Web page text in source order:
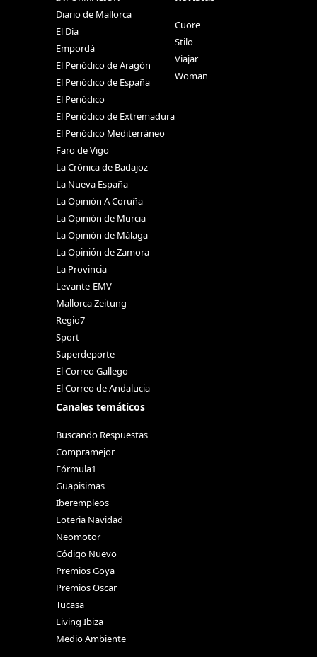
Diario de Mallorca
El Día
Empordà
El Periódico de Aragón
El Periódico de España
El Periódico
El Periódico de Extremadura
El Periódico Mediterráneo
Faro de Vigo
La Crónica de Badajoz
La Nueva España
La Opinión A Coruña
La Opinión de Murcia
La Opinión de Málaga
La Opinión de Zamora
La Provincia
Levante-EMV
Mallorca Zeitung
Regio7
Sport
Superdeporte
El Correo Gallego
El Correo de Andalucia
Canales temáticos
Buscando Respuestas
Compramejor
Fórmula1
Guapisimas
Iberempleos
Loteria Navidad
Neomotor
Código Nuevo
Premios Goya
Premios Oscar
Tucasa
Living Ibiza
Medio Ambiente
Cuore
Stilo
Viajar
Woman